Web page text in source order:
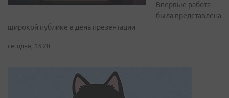
Впервые работа
была представлена
широкой публике в день презентации
сегодня, 13:20